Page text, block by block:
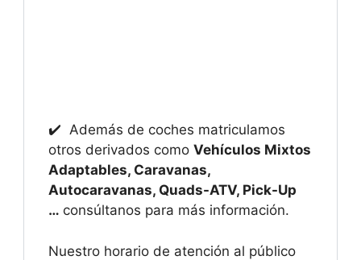
✔️ Además de coches matriculamos
otros derivados como Vehículos Mixtos
Adaptables, Caravanas,
Autocaravanas, Quads-ATV, Pick-Up
… consúltanos para más información.
Nuestro horario de atención al público